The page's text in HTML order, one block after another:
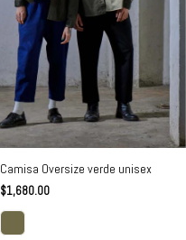
Camisa Oversize verde unisex
$1,680.00